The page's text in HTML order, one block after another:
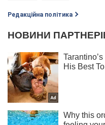
Редакційна політика